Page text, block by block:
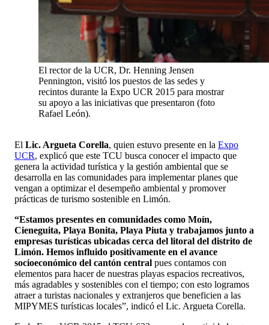
El rector de la UCR, Dr. Henning Jensen
Pennington, visitó los puestos de las sedes y
recintos durante la Expo UCR 2015 para mostrar
su apoyo a las iniciativas que presentaron (foto
Rafael León).
El Lic. Argueta Corella, quien estuvo presente en la Expo
UCR, explicó que este TCU busca conocer el impacto que
genera la actividad turística y la gestión ambiental que se
desarrolla en las comunidades para implementar planes que
vengan a optimizar el desempeño ambiental y promover
prácticas de turismo sostenible en Limón.
“Estamos presentes en comunidades como Moín,
Cieneguita, Playa Bonita, Playa Piuta y trabajamos junto a
empresas turísticas ubicadas cerca del litoral del distrito de
Limón. Hemos influido positivamente en el avance
socioeconómico del cantón central pues contamos con
elementos para hacer de nuestras playas espacios recreativos,
más agradables y sostenibles con el tiempo; con esto logramos
atraer a turistas nacionales y extranjeros que beneficien a las
MIPYMES turísticas locales”, indicó el Lic. Argueta Corella.